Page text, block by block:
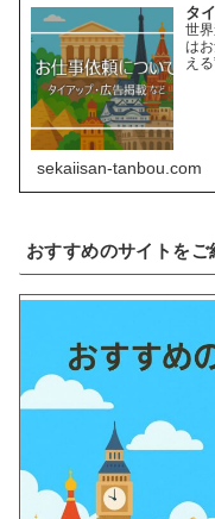
タ
世
は
え
sekaiisan-tanbou.com
おすすめのサイトをご